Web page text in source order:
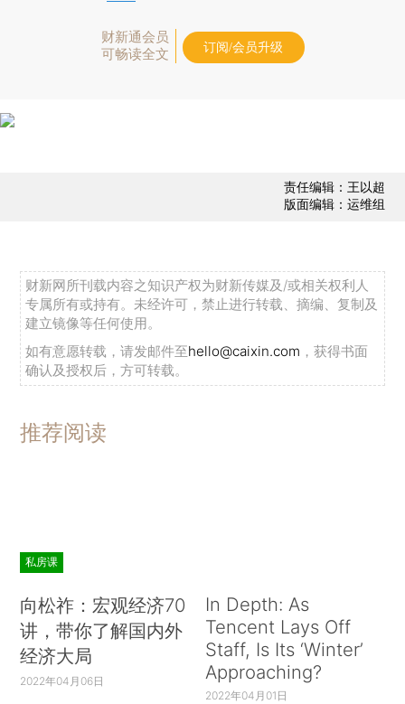
财新通会员
可畅读全文
订阅/会员升级
责任编辑：王以超
版面编辑：运维组
财新网所刊载内容之知识产权为财新传媒及/或相关权利人
专属所有或持有。未经许可，禁止进行转载、摘编、复制及
建立镜像等任何使用。
如有意愿转载，请发邮件至hello@caixin.com ，获得书面
确认及授权后，方可转载。
推荐阅读
私房课
向松祚：宏观经济70
讲，带你了解国内外
经济大局
2022年04月06日
In Depth: As
Tencent Lays Off
Staff, Is Its ‘Winter’
Approaching?
2022年04月01日